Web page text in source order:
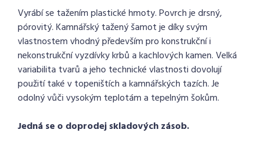
Vyrábí se tažením plastické hmoty. Povrch je drsný,
pórovitý. Kamnářský tažený šamot je díky svým
vlastnostem vhodný především pro konstrukční i
nekonstrukční vyzdívky krbů a kachlových kamen. Velká
variabilita tvarů a jeho technické vlastnosti dovolují
použití také v topeništích a kamnářských tazích. Je
odolný vůči vysokým teplotám a tepelným šokům.
Jedná se o doprodej skladových zásob.